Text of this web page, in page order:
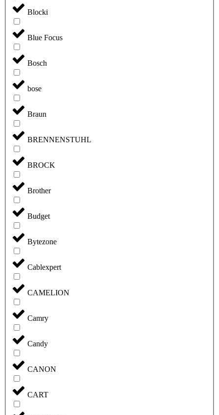
Blocki
Blue Focus
Bosch
bose
Braun
BRENNENSTUHL
BROCK
Brother
Budget
Bytezone
Cablexpert
CAMELION
Camry
Candy
CANON
CART